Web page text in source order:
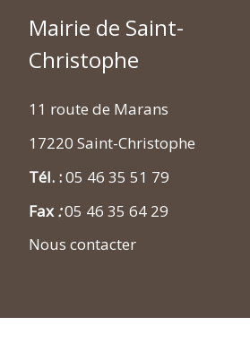
Mairie de Saint-
Christophe
11 route de Marans
17220 Saint-Christophe
Tél. :05 46 35 51 79
Fax:05 46 35 64 29
Nous contacter